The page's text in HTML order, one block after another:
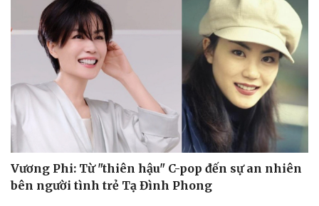
Vương Phi: Từ "thiên hậu" C-pop đến sự an nhiên
bên người tình trẻ Tạ Đình Phong